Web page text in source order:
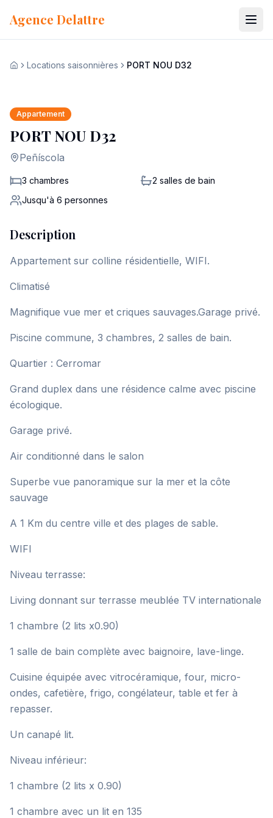
Agence Delattre
AccueilLocations saisonnières PORT NOU D32Voir les 22 photos
Appartement
PORT NOU D32
Peñíscola
3 chambres 2 salles de bain
Jusqu'à 6 personnes
Description
Appartement sur colline résidentielle, WIFI.
Climatisé
Magnifique vue mer et criques sauvages.Garage privé.
Piscine commune, 3 chambres, 2 salles de bain.
Quartier : Cerromar
Grand duplex dans une résidence calme avec piscine
écologique.
Garage privé.
Air conditionné dans le salon
Superbe vue panoramique sur la mer et la côte
sauvage
A 1 Km du centre ville et des plages de sable.
WIFI
Niveau terrasse:
Living donnant sur terrasse meublée TV internationale
1 chambre (2 lits x0.90)
1 salle de bain complète avec baignoire, lave-linge.
Cuisine équipée avec vitrocéramique, four, micro-
ondes, cafetière, frigo, congélateur, table et fer à
repasser.
Un canapé lit.
Niveau inférieur:
1 chambre (2 lits x 0.90)
1 chambre avec un lit en 135